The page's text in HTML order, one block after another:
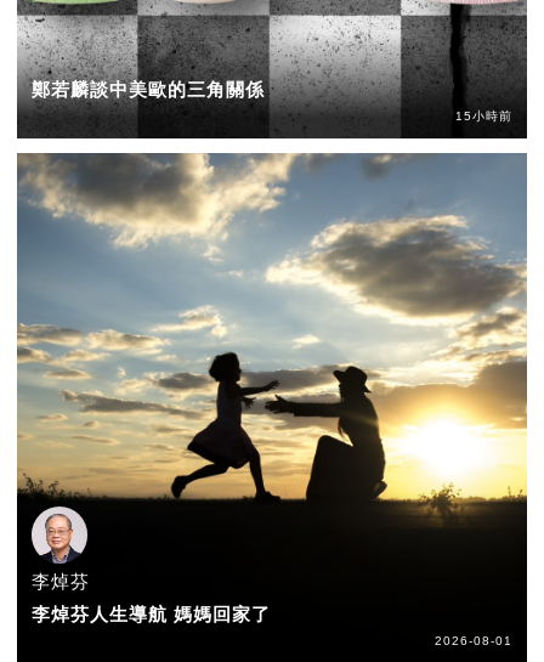
鄭若麟談中美歐的三角關係
15小時前
李焯芬
李焯芬人生導航 媽媽回家了
2026-08-01